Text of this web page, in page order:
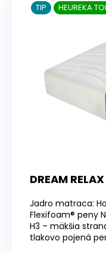
DREAM
TIP HEUREKA
Jadro matraca:
Flexifoam® peny
H3 – mäkšia
tlakovo pojená